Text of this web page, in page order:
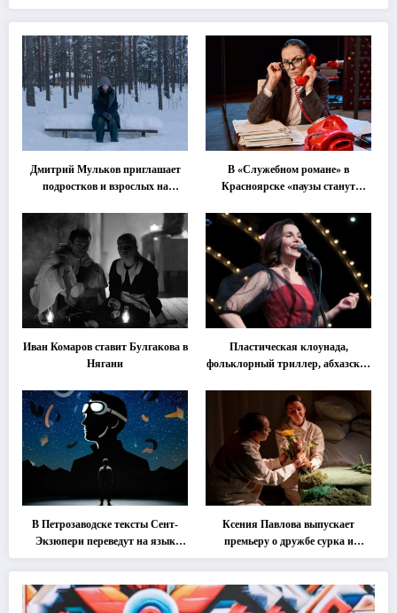
Дмитрий Мульков приглашает
подростков и взрослых на
В «Служебном романе» в
Красноярске «паузы станут
Иван Комаров ставит Булгакова в
Нягани
Пластическая клоунада,
фольклорный триллер, абхазская
втором этапе фестиваля
«Монокль»
В Петрозаводске тексты Сент-
Экзюпери переведут на язык
современной хореографии
Ксения Павлова выпускает
премьеру о дружбе сурка и
одуванчика